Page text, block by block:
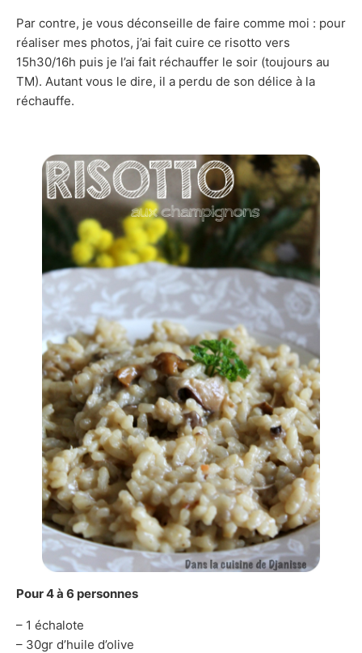
Par contre, je vous déconseille de faire comme moi : pour
réaliser mes photos, j’ai fait cuire ce risotto vers
15h30/16h puis je l’ai fait réchauffer le soir (toujours au
TM). Autant vous le dire, il a perdu de son délice à la
réchauffe.
Pour 4 à 6 personnes
– 1 échalote
– 30gr d’huile d’olive